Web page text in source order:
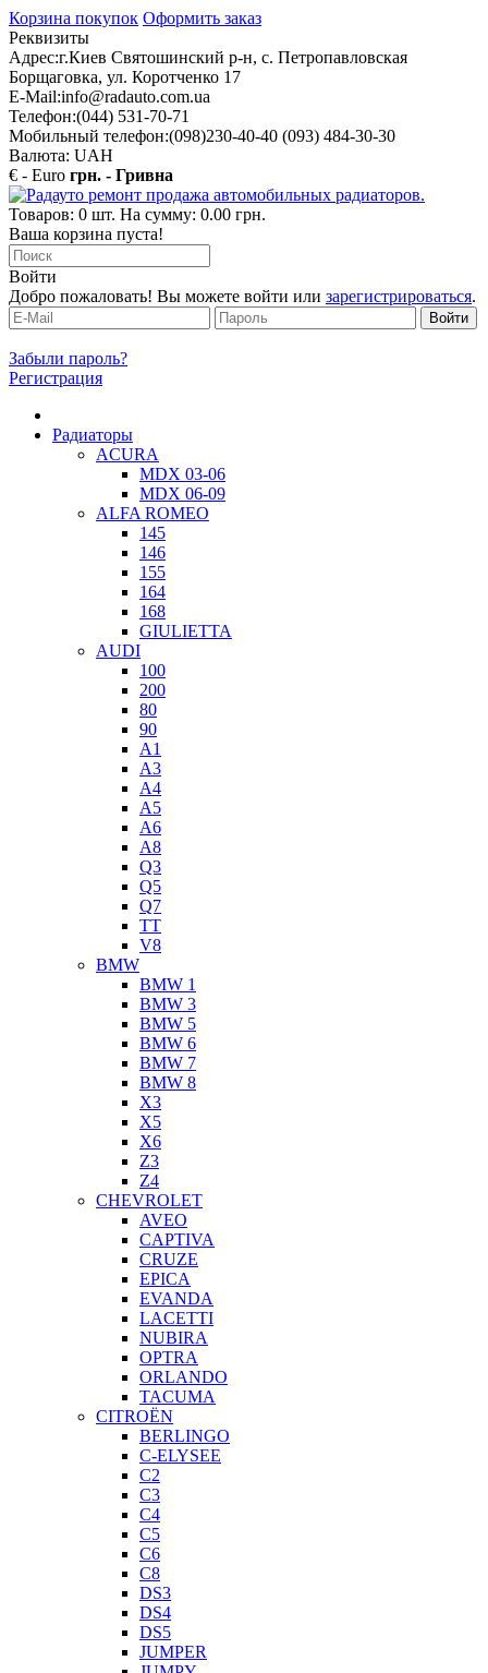
Корзина покупок Оформить заказ
Реквизиты
Адрес:г.Киев Святошинский р-н, с. Петропавловская
Борщаговка, ул. Коротченко 17
E-Mail:info@radauto.com.ua
Телефон:(044) 531-70-71
Мобильный телефон:(098)230-40-40 (093) 484-30-30
Валюта: UAH
€ - Euro грн. - Гривна
Товаров: 0 шт. На сумму: 0.00 грн.
Ваша корзина пуста!
Войти
Добро пожаловать! Вы можете войти или зарегистрироваться.
Забыли пароль?
Регистрация
Радиаторы
ACURA
MDX 03-06
MDX 06-09
ALFA ROMEO
145
146
155
164
168
GIULIETTA
AUDI
100
200
80
90
A1
A3
A4
A5
A6
A8
Q3
Q5
Q7
TT
V8
BMW
BMW 1
BMW 3
BMW 5
BMW 6
BMW 7
BMW 8
X3
X5
X6
Z3
Z4
CHEVROLET
AVEO
CAPTIVA
CRUZE
EPICA
EVANDA
LACETTI
NUBIRA
OPTRA
ORLANDO
TACUMA
CITROËN
BERLINGO
C-ELYSEE
C2
C3
C4
C5
C6
C8
DS3
DS4
DS5
JUMPER